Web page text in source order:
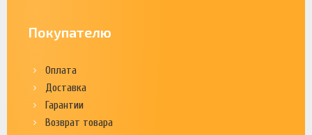
Покупателю
Оплата
Доставка
Гарантии
Возврат товара